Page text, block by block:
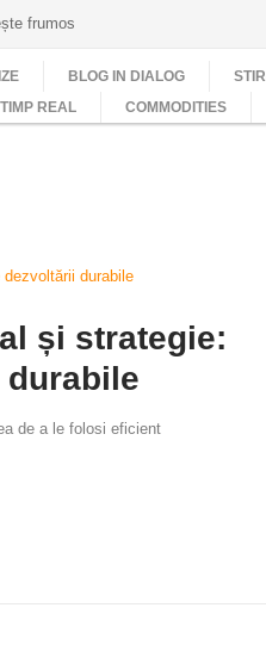
frumos
BLOG IN DIALOG
STIRI
REAL
COMMODITIES
și strategie:
de a le folosi eficient